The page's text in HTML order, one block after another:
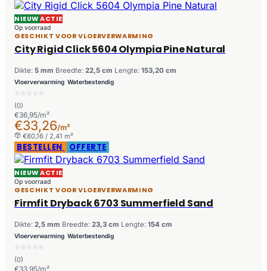
NIEUWACTIE
Op voorraad
GESCHIKT VOOR VLOERVERWARMING
City Rigid Click 5604 Olympia Pine Natural
Dikte: 5 mm Breedte: 22,5 cm Lengte: 153,20 cm
Vloerverwarming Waterbestendig
(0)
€36,95/m²
€33,26/m²
€80,16 / 2,41 m²
BESTELLEN OFFERTE
NIEUWACTIE
Op voorraad
GESCHIKT VOOR VLOERVERWARMING
Firmfit Dryback 6703 Summerfield Sand
Dikte: 2,5 mm Breedte: 23,3 cm Lengte: 154 cm
Vloerverwarming Waterbestendig
(0)
€33,95/m²